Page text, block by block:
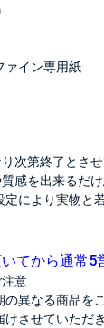
イン専用紙
次第終了とさせ
感を出来るだ
定により実物と
てから通常5
意
の異なる商品を
させていただき